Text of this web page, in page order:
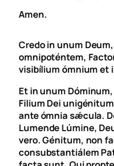
Amen.
Credo in unum
omnipoténtem,
visibílium ómnium et
Et in unum
Filium Dei
ante ómnia sǽcula.
Lumende Lúmine,
vero. Génitum, non
consubstantiálem